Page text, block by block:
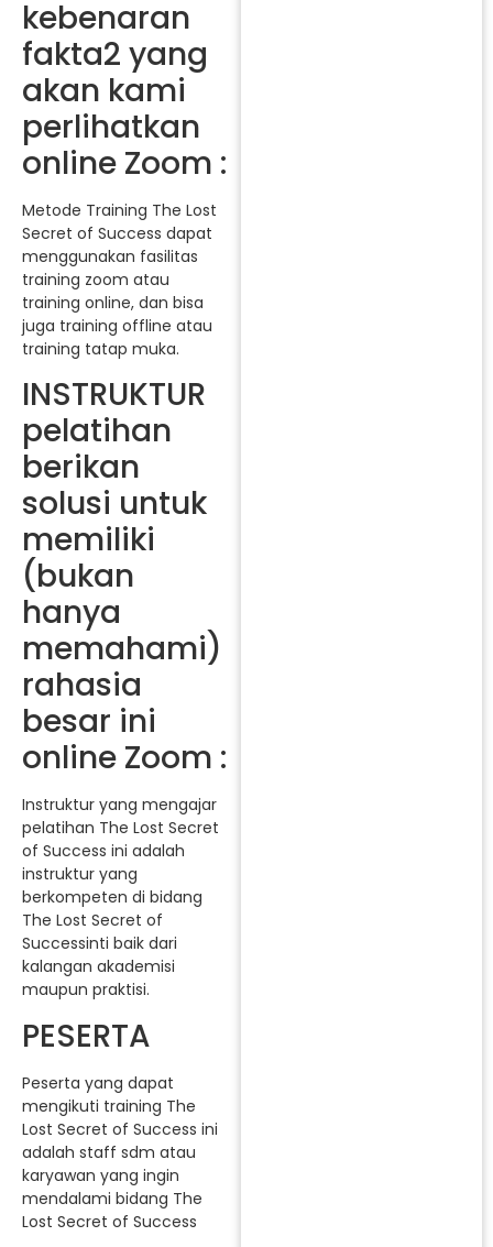
kebenaran
fakta2 yang
akan kami
perlihatkan
online Zoom :
Metode Training The Lost
Secret of Success dapat
menggunakan fasilitas
training zoom atau
training online, dan bisa
juga training offline atau
training tatap muka.
INSTRUKTUR
pelatihan
berikan
solusi untuk
memiliki
(bukan
hanya
memahami)
rahasia
besar ini
online Zoom :
Instruktur yang mengajar
pelatihan The Lost Secret
of Success ini adalah
instruktur yang
berkompeten di bidang
The Lost Secret of
Successinti baik dari
kalangan akademisi
maupun praktisi.
PESERTA
Peserta yang dapat
mengikuti training The
Lost Secret of Success ini
adalah staff sdm atau
karyawan yang ingin
mendalami bidang The
Lost Secret of Success